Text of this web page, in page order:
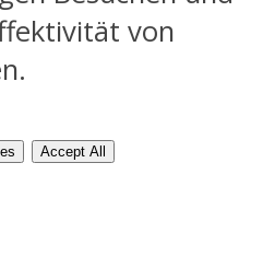
von
Accept All